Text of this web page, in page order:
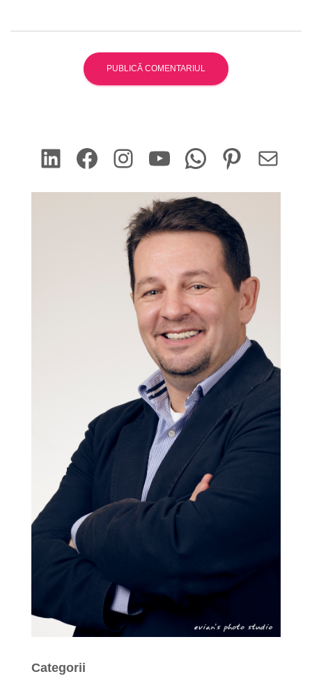
LinkedIn Facebook Instagram YouTube WhatsApp Pinterest Mail
Categorii